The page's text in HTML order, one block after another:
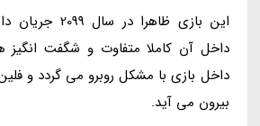
این بازی ظاهرا
داخل آن کاملا متفاوت و شگفت انگیز
داخل بازی با مشکل روبرو می گردد و
بیرون می آید.